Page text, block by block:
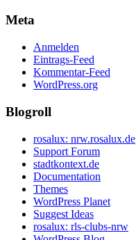
Meta
Anmelden
Eintrags-Feed
Kommentar-Feed
WordPress.org
Blogroll
rosalux: nrw.rosalux.de
Support Forum
stadtkontext.de
Documentation
Themes
WordPress Planet
Suggest Ideas
rosalux: rls-clubs-nrw